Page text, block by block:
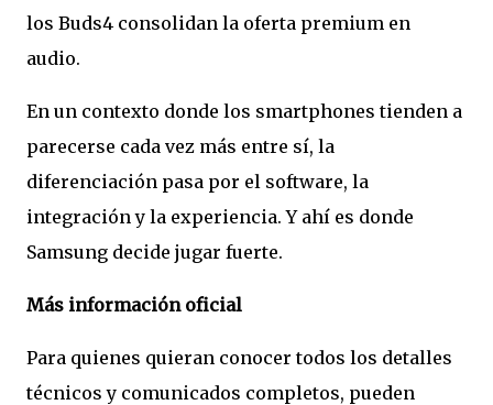
los Buds4 consolidan la oferta premium en
audio.
En un contexto donde los smartphones tienden a
parecerse cada vez más entre sí, la
diferenciación pasa por el software, la
integración y la experiencia. Y ahí es donde
Samsung decide jugar fuerte.
Más información oficial
Para quienes quieran conocer todos los detalles
técnicos y comunicados completos, pueden